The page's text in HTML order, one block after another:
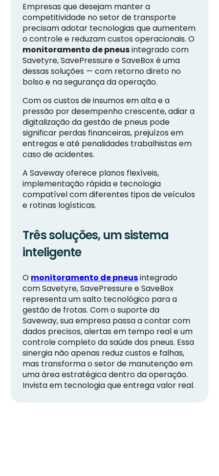
Empresas que desejam manter a
competitividade no setor de transporte
precisam adotar tecnologias que aumentem
o controle e reduzam custos operacionais. O
monitoramento de pneusintegrado com
Savetyre, SavePressure e SaveBox é uma
dessas soluções — com retorno direto no
bolso e na segurança da operação.
Com os custos de insumos em alta e a
pressão por desempenho crescente, adiar a
digitalização da gestão de pneus pode
significar perdas financeiras, prejuízos em
entregas e até penalidades trabalhistas em
caso de acidentes.
A Saveway oferece planos flexíveis,
implementação rápida e tecnologia
compatível com diferentes tipos de veículos
e rotinas logísticas.
Três soluções, um sistema
inteligente
O monitoramento de pneusintegrado
com Savetyre, SavePressure e SaveBox
representa um salto tecnológico para a
gestão de frotas. Com o suporte da
Saveway, sua empresa passa a contar com
dados precisos, alertas em tempo real e um
controle completo da saúde dos pneus. Essa
sinergia não apenas reduz custos e falhas,
mas transforma o setor de manutenção em
uma área estratégica dentro da operação.
Invista em tecnologia que entrega valor real.